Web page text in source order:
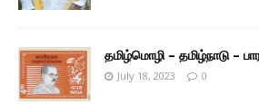
தமிழ்மொழி – தமிழ்நாடு –
July 18, 2023 0